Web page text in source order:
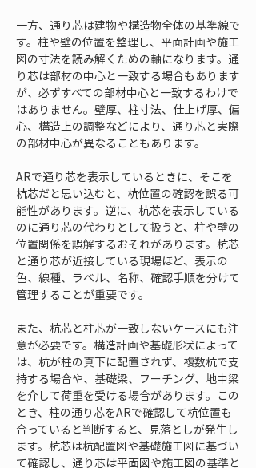
一方、通り芯は建物や構造物全体の基準線で
す。柱や壁の位置を整理し、平面計画や施工
図の寸法を読み解くための軸になります。通
り芯は部材の中心と一致する場合もあります
が、必ずすべての部材中心と一致するわけで
はありません。壁厚、柱寸法、仕上げ厚、偏
心、構造上の調整などにより、通り芯と実際
の部材中心が異なることもあります。
ARで通り芯を表示しているときに、そこを
杭芯だと思い込むと、杭位置の確認を誤る可
能性があります。逆に、杭芯を表示している
のに通り芯の代わりとして扱うと、柱や壁の
位置関係を誤解するおそれがあります。杭芯
と通り芯が近接している現場ほど、表示の
色、線種、ラベル、名称、確認手順を分けて
管理することが重要です。
また、杭芯と柱芯が一致しないケースにも注
意が必要です。構造計画や基礎形状によって
は、杭が柱の真下に配置されず、複数杭で支
持する場合や、基礎梁、フーチング、地中梁
を介して荷重を受ける場合があります。この
とき、柱の通り芯をARで確認して杭位置も
合っていると判断すると、見落としが発生し
ます。杭芯は杭配置図や基礎施工図に基づい
て確認し、通り芯は平面図や施工図の基準と